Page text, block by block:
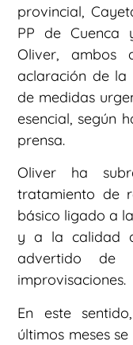
provincial,
PP de Cuenca
Oliver, ambos
aclaración de la
de medidas
esencial, según
prensa.
Oliver ha
tratamiento de
básico ligado a
y a la calidad
advertido
improvisaciones.
En este
últimos meses